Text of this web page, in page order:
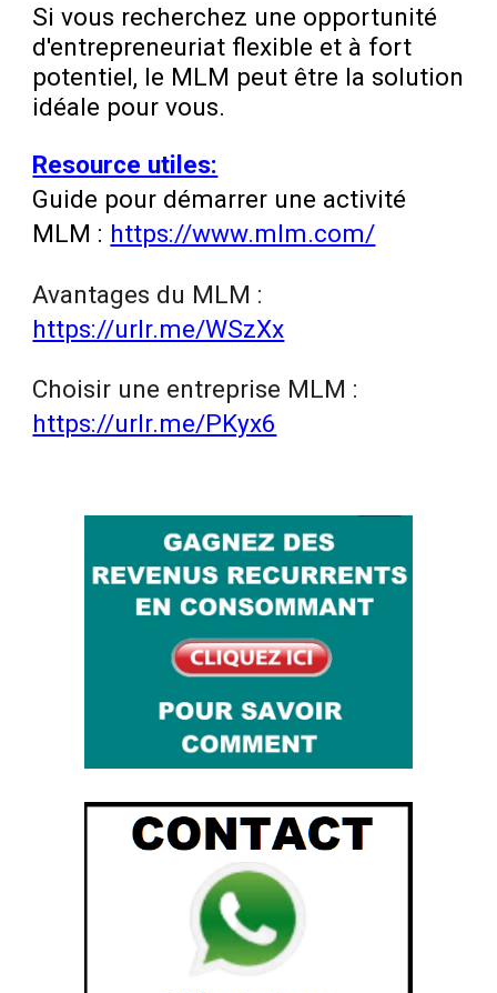
Si vous recherchez une opportunité
d'entrepreneuriat flexible et à fort
potentiel, le MLM peut être la solution
idéale pour vous.
Resource utiles:
Guide pour démarrer une activité
MLM : https://www.mlm.com/
Avantages du MLM :
https://urlr.me/WSzXx
Choisir une entreprise MLM :
https://urlr.me/PKyx6